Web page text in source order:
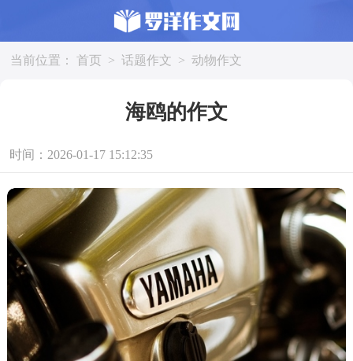
当前位置： 首页 > 话题作文 > 动物作文
海鸥的作文
时间：2026-01-17 15:12:35